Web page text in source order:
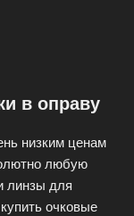
в оправу
низким ценам
любую
линзы для
очковые